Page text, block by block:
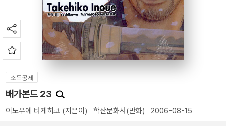
소득공제
배가본드 23
이노우에 타케히코 (지은이) 학산문화사(만화) 2006-08-15